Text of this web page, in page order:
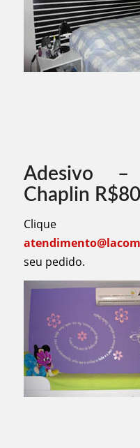
Adesivo –
Chaplin
seu pedido.